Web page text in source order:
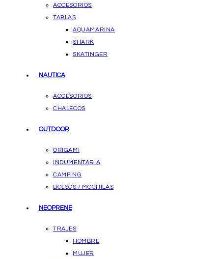
ACCESORIOS
TABLAS
AQUAMARINA
SHARK
SKATINGER
NAUTICA
ACCESORIOS
CHALECOS
OUTDOOR
ORIGAMI
INDUMENTARIA
CAMPING
BOLSOS / MOCHILAS
NEOPRENE
TRAJES
HOMBRE
MUJER